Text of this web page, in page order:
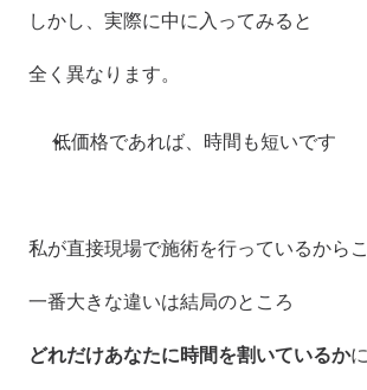
しかし、実際に中に入ってみると
全く異なります。
低価格であれば、時間も短いです
私が直接現場で施術を行っているからこ
一番大きな違いは結局のところ
どれだけあなたに時間を割いているか